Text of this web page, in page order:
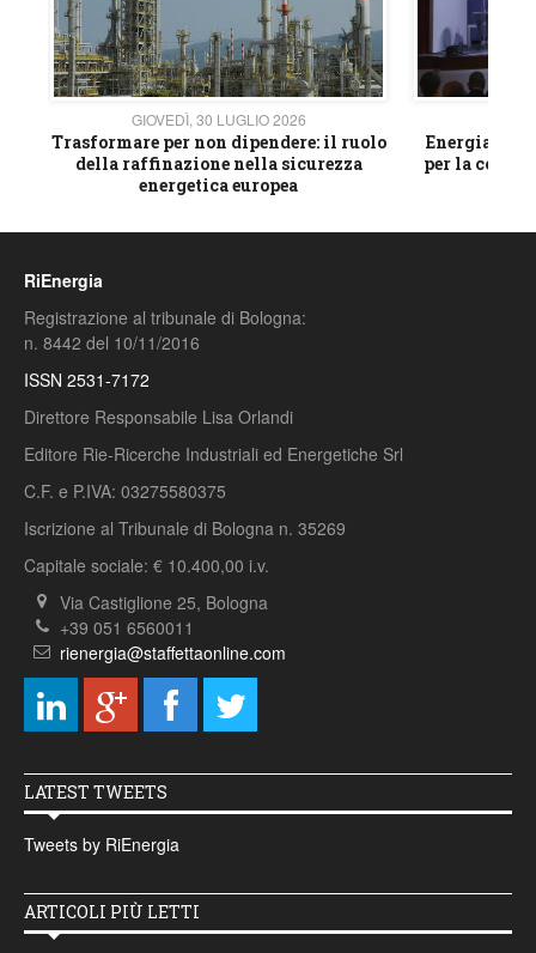
GIOVEDÌ, 30 LUGLIO 2026
Trasformare per non dipendere: il ruolo
della raffinazione nella sicurezza
energetica europea
Energia e
per la
RiEnergia
Registrazione al tribunale di Bologna:
n. 8442 del 10/11/2016
ISSN 2531-7172
Direttore Responsabile Lisa Orlandi
Editore Rie-Ricerche Industriali ed Energetiche Srl
C.F. e P.IVA: 03275580375
Iscrizione al Tribunale di Bologna n. 35269
Capitale sociale: € 10.400,00 i.v.
Via Castiglione 25, Bologna
+39 051 6560011
rienergia@staffettaonline.com
LATEST TWEETS
Tweets by RiEnergia
ARTICOLI PIÙ LETTI